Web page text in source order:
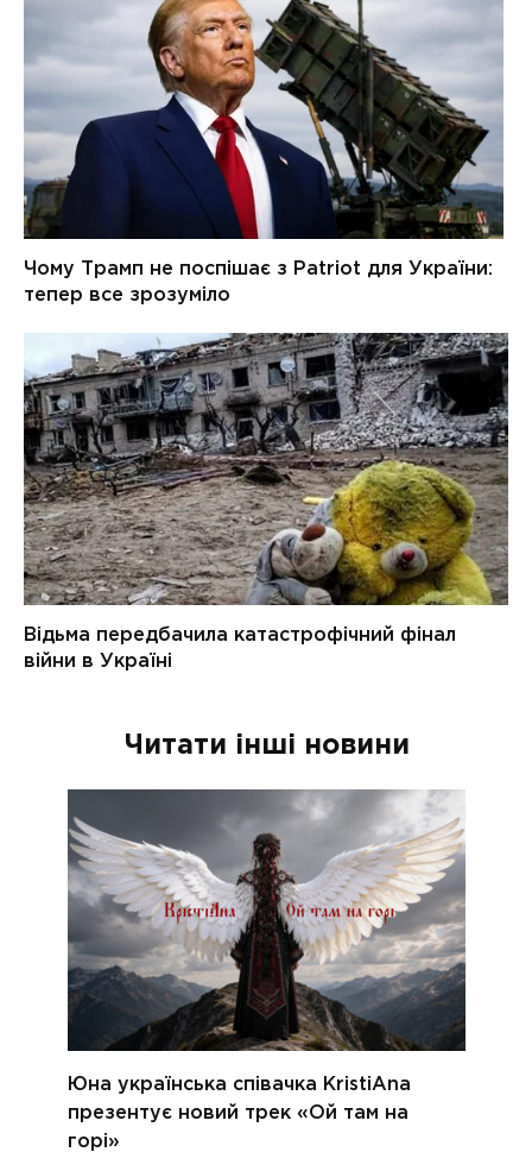
Читати інші новини
Юна українська співачка KristiAna
презентує новий трек «Ой там на
горі»